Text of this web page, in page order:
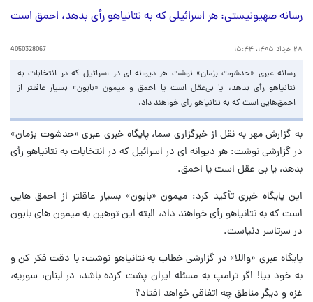
رسانه صهیونیستی: هر اسرائیلی که به نتانیاهو رأی بدهد، احمق است
۲۸ خرداد ۱۴۰۵، ۱۵:۴۴ 4050328067
رسانه عبری «حدشوت بزمان» نوشت هر دیوانه ای در اسرائیل که در انتخابات به
نتانیاهو رأی بدهد، یا بی‌عقل است یا احمق و میمون «بابون» بسیار عاقلتر از
احمق‌هایی است که به نتانیاهو رأی خواهند داد.
به گزارش مهر به نقل از خبرگزاری سما، پایگاه خبری عبری «حدشوت بزمان»
در گزارشی نوشت: هر دیوانه ای در اسرائیل که در انتخابات به نتانیاهو رأی
بدهد، یا بی عقل است یا احمق.
این پایگاه خبری تأکید کرد: میمون «بابون» بسیار عاقلتر از احمق هایی
است که به نتانیاهو رأی خواهند داد، البته این توهین به میمون های بابون
در سرتاسر دنیاست.
پایگاه عبری «واللا» در گزارشی خطاب به نتانیاهو نوشت: با دقت فکر کن و
به خود بیا! اگر ترامپ به مسئله ایران پشت کرده باشد، در لبنان، سوریه،
غزه و دیگر مناطق چه اتفاقی خواهد افتاد؟